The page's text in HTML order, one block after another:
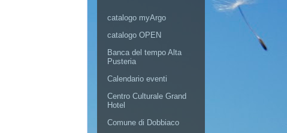
catalogo myArgo
catalogo OPEN
Banca del tempo Alta
Pusteria
Calendario eventi
Centro Culturale Grand
Hotel
Comune di Dobbiaco